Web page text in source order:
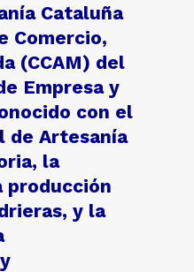
Cataluña
Comercio,
(CCAM) del
Empresa y
con el
de Artesanía
la
producción
y la